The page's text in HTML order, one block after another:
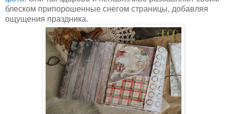
блеском припорошенные снегом страницы, добавляя
ощущения праздника.